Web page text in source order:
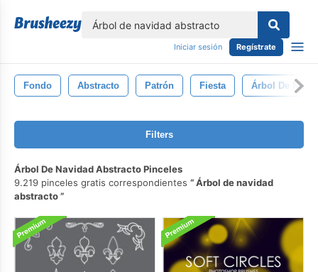
Iniciar sesión Regístrate
Fondo Abstracto Patrón Fiesta Árbol De
Filters
Árbol De Navidad Abstracto Pinceles
9.219 pinceles gratis correspondientes
Árbol de navidad
abstracto